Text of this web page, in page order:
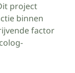
project
binnen
factor